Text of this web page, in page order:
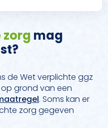
mag
de Wet verplichte ggz
grond van een
. Soms kan er
zorg gegeven